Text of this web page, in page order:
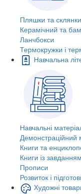
Пляшки та склянки
Керамічний та
Ланчбокси
Термокружки і
Навчальна
Навчальні
Демонстраційний
Книги та
Книги із
Прописи
Розвиток і
Художні